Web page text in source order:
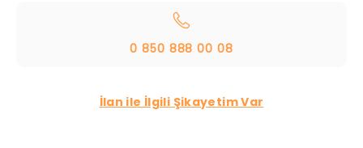
0 850 888 00 08
İlan ile İlgili Şikayetim Var